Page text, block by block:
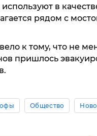
в
рядом с
к тому, что не
пришлось
Общество